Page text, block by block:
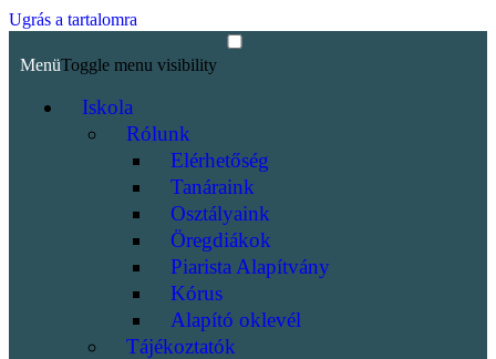
Ugrás a tartalomra
MenüToggle menu visibility
Iskola
Rólunk
Elérhetőség
Tanáraink
Osztályaink
Öregdiákok
Piarista Alapítvány
Kórus
Alapító oklevél
Tájékoztatók